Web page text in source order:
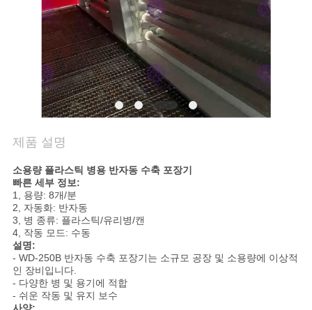
지
금
얘
기
해
제품 설명
소용량 플라스틱 병용 반자동 수축 포장기
빠른 세부 정보:
1, 용량: 8개/분
2, 자동화: 반자동
3, 병 종류: 플라스틱/유리병/캔
4, 작동 모드: 수동
설명:
- WD-250B 반자동 수축 포장기는 소규모 공장 및 소용량에 이상적
인 장비입니다.
- 다양한 병 및 용기에 적합
- 쉬운 작동 및 유지 보수